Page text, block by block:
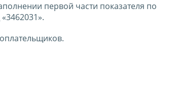
первой части показателя по